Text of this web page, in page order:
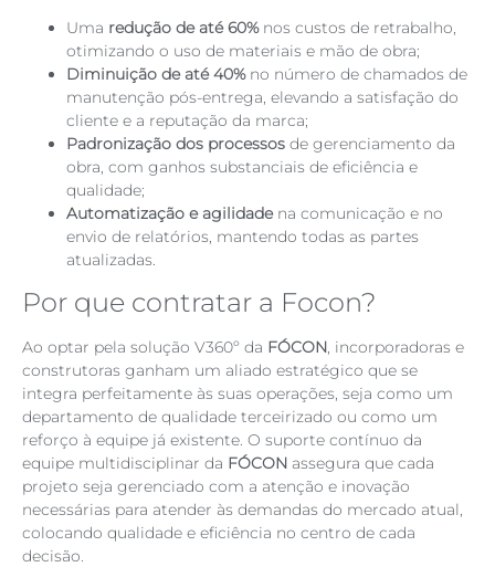
Uma redução de até 60%nos custos de retrabalho,
otimizando o uso de materiais e mão de obra;
Diminuição de até 40%no número de chamados de
manutenção pós-entrega, elevando a satisfação do
cliente e a reputação da marca;
Padronização dos processos de gerenciamento da
obra, com ganhos substanciais de eficiência e
qualidade;
Automatização e agilidadena comunicação e no
envio de relatórios, mantendo todas as partes
atualizadas.
Por que contratar a Focon?
Ao optar pela solução V360º da FÓCON, incorporadoras e
construtoras ganham um aliado estratégico que se
integra perfeitamente às suas operações, seja como um
departamento de qualidade terceirizado ou como um
reforço à equipe já existente. O suporte contínuo da
equipe multidisciplinar da FÓCON assegura que cada
projeto seja gerenciado com a atenção e inovação
necessárias para atender às demandas do mercado atual,
colocando qualidade e eficiência no centro de cada
decisão.